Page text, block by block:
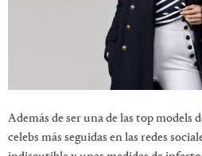
Además de ser una de las top models
celebs más seguidas en las redes